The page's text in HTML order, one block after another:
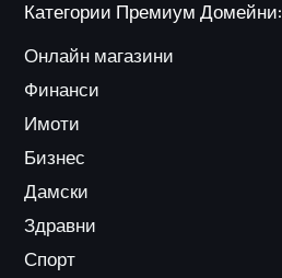
Категории Премиум Домейни:
Онлайн магазини
Финанси
Имоти
Бизнес
Дамски
Здравни
Спорт